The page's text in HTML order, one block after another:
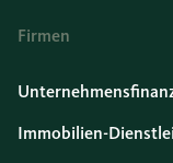
Firmen
Immobilien-